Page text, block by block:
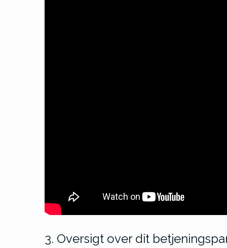
3. Oversigt over dit